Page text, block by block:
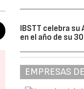
IBSTT celebra su
en el año de su
EMPRESAS